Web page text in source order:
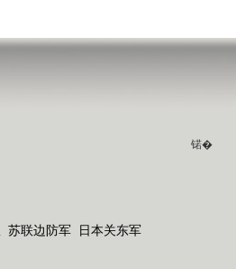
苏联边防军 日本关东军
锘�